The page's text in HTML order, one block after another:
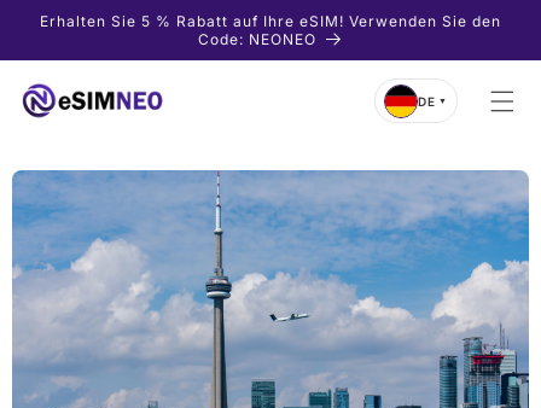
zum
Erhalten Sie 5 % Rabatt auf Ihre eSIM! Verwenden Sie den
Code: NEONEO
DE ▼